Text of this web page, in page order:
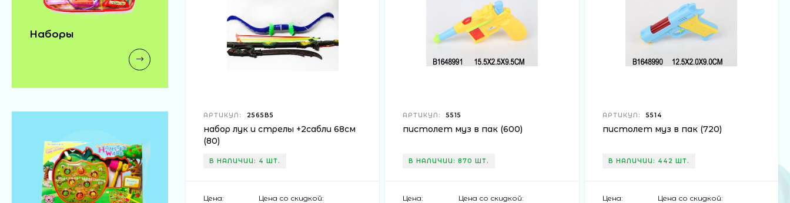
АРТИКУЛ: 2565В5
набор лук и стрелы +2сабли 68см
(80)
В НАЛИЧИИ: 4 ШТ.
Цена: Цена со скидкой:
АРТИКУЛ: 5515
пистолет муз в пак (600)
В НАЛИЧИИ: 870 ШТ.
Цена: Цена со скидкой:
АРТИКУЛ: 5514
пистолет муз в пак (720)
В НАЛИЧИИ: 442 ШТ.
Цена: Цена со скидкой:
Наборы